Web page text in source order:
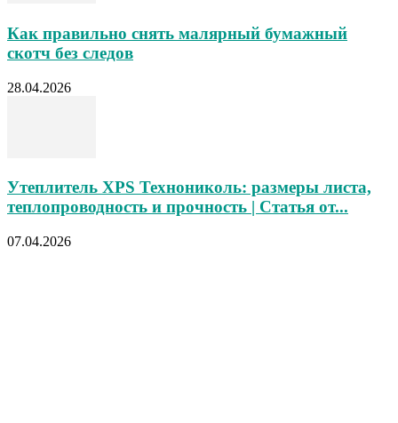
Как правильно снять малярный бумажный
скотч без следов
28.04.2026
Утеплитель XPS Технониколь: размеры листа,
теплопроводность и прочность | Статья от...
07.04.2026